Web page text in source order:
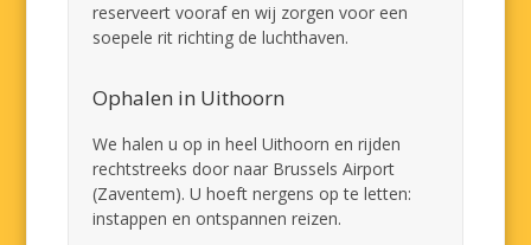
reserveert vooraf en wij zorgen voor een
soepele rit richting de luchthaven.
Ophalen in Uithoorn
We halen u op in heel Uithoorn en rijden
rechtstreeks door naar Brussels Airport
(Zaventem). U hoeft nergens op te letten:
instappen en ontspannen reizen.